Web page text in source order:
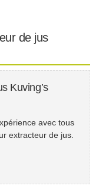
de jus
Kuving’s
avec tous
extracteur de jus.